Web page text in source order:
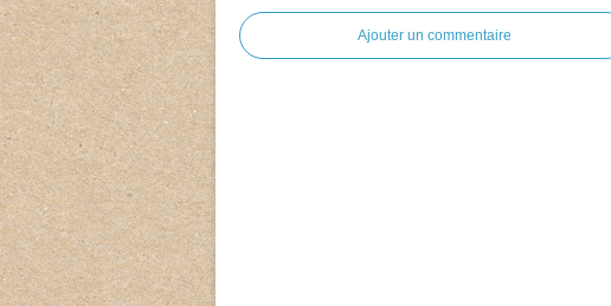
Ajouter un commentaire